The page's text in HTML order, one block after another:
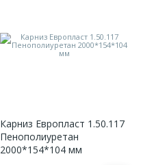
Карниз Европласт 1.50.117
Пенополиуретан
2000*154*104 мм